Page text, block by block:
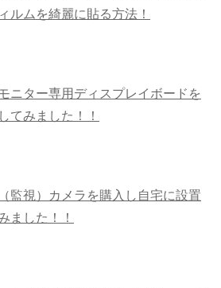
ルムを綺麗に貼る方法！
ニター専用ディスプレイボードを
てみました！！
監視）カメラを購入し自宅に設置
ました！！